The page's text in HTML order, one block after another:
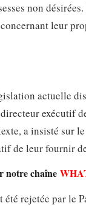
non
leur
actuelle
exécutif
a insisté sur
de leur fournir
notre chaîne
rejetée par le